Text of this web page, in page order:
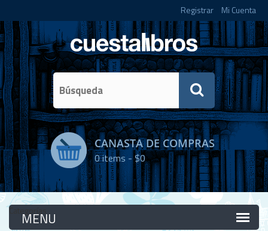
Registrar Mi Cuenta
CANASTA DE COMPRAS
0items -$0
Categorías